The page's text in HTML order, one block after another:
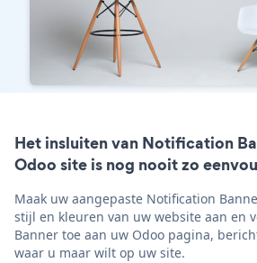
Het insluiten van Notification
Odoo site is nog nooit zo
Maak uw aangepaste Notification
stijl en kleuren van uw website aan en
Banner toe aan uw Odoo pagina,
waar u maar wilt op uw site.